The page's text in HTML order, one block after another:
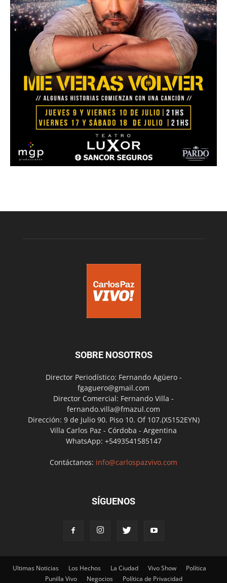
SOBRE NOSOTROS
Director Periodístico: Fernando Agüero -
fgaguero@gmail.com
Director Comercial: Fernando Villa -
fernando.villa@fmazul.com
Dirección: 9 de Julio 90. Piso 10. Of 107.(X5152EYN)
Villa Carlos Paz - Córdoba - Argentina
WhatsApp: +5493541585147
Contáctanos: info@carlospazvivo.com
SÍGUENOS
Ultimas Noticias Los Hechos La Ciudad Vivo Show
Política
Punilla Vivo
Negocios Política de Privacidad